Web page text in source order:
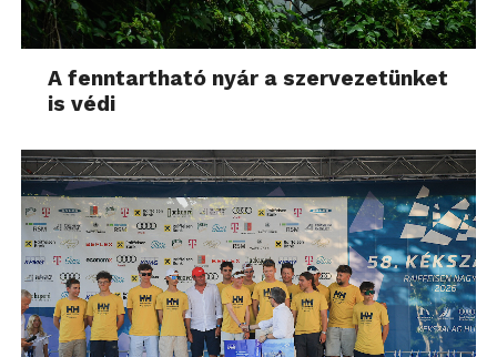
A fenntartható nyár a szervezetünket
is védi